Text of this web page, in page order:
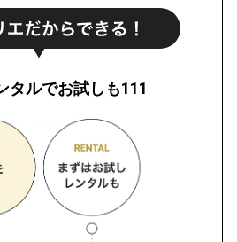
タルでお試しも111